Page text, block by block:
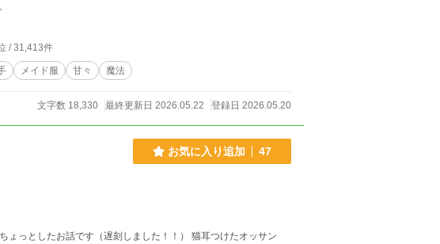
/ 31,413件
メイド服 甘々 魔法
文字数 18,330 最終更新日 2026.05.22 登録日 2026.05.20
お気に入り追加 47
っとしたお話です（遅刻しました！！） 猫耳つけたオッサン